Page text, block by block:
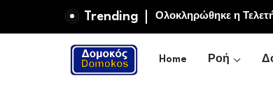
Trending Συγχαρητήριο Μήνυμα
Home Ροή